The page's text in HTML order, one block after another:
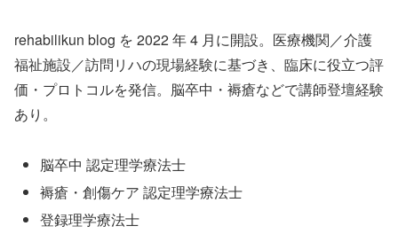
rehabilikun blog を 2022 年 4 月に開設。医療機関／介護
福祉施設／訪問リハの現場経験に基づき、臨床に役立つ評
価・プロトコルを発信。脳卒中・褥瘡などで講師登壇経験
あり。
脳卒中 認定理学療法士
褥瘡・創傷ケア 認定理学療法士
登録理学療法士